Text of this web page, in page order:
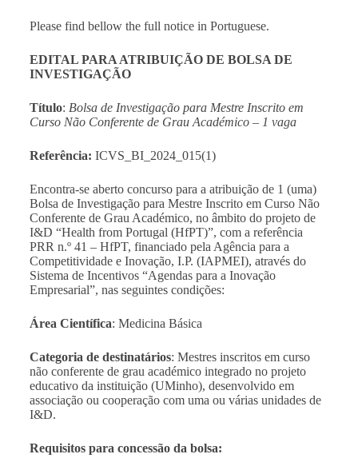
Please find bellow the full notice in Portuguese.
EDITAL PARA ATRIBUIÇÃO DE BOLSA DE
INVESTIGAÇÃO
Título: Bolsa de Investigação para Mestre Inscrito em
Curso Não Conferente de Grau Académico – 1 vaga
Referência: ICVS_BI_2024_015(1)
Encontra-se aberto concurso para a atribuição de 1 (uma)
Bolsa de Investigação para Mestre Inscrito em Curso Não
Conferente de Grau Académico, no âmbito do projeto de
I&D “Health from Portugal (HfPT)”, com a referência
PRR n.º 41 – HfPT, financiado pela Agência para a
Competitividade e Inovação, I.P. (IAPMEI), através do
Sistema de Incentivos “Agendas para a Inovação
Empresarial”, nas seguintes condições:
Área Científica: Medicina Básica
Categoria de destinatários: Mestres inscritos em curso
não conferente de grau académico integrado no projeto
educativo da instituição (UMinho), desenvolvido em
associação ou cooperação com uma ou várias unidades de
I&D.
Requisitos para concessão da bolsa: